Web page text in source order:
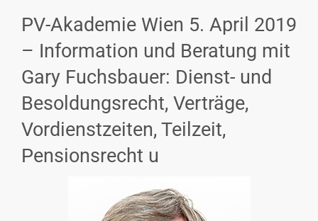
VERANSTALTUNGEN
INTERESSENSVERTRETUNG
PV-Akademie Wien 5. April 2019
– Information und Beratung mit
Gary Fuchsbauer: Dienst- und
Besoldungsrecht, Verträge,
Vordienstzeiten, Teilzeit,
Pensionsrecht u